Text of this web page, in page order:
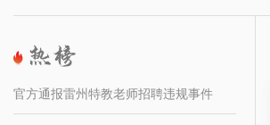
官方通报雷州特教老师招聘违规事件